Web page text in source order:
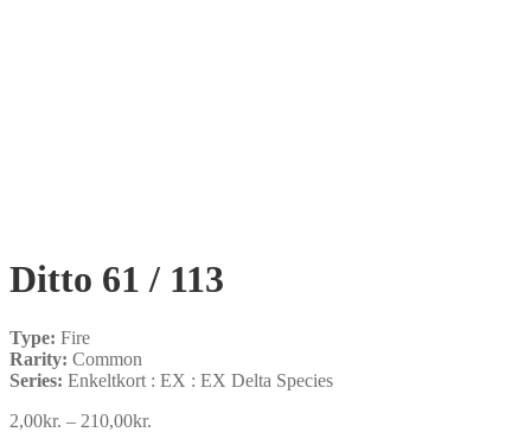
Ditto 61 / 113
Type: Fire
Rarity: Common
Series: Enkeltkort : EX : EX Delta Species
2,00kr. – 210,00kr.